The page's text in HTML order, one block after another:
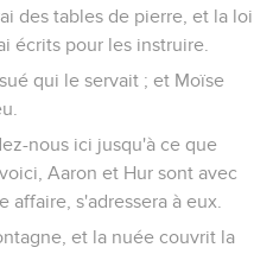
des tables de pierre, et la loi
écrits pour les instruire.
qui le servait ; et Moïse
nous ici jusqu'à ce que
Aaron et Hur sont avec
s'adressera à eux.
et la nuée couvrit la